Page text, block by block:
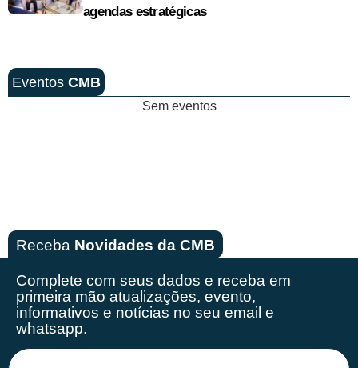
agendas estratégicas
Eventos CMB
Sem eventos
Receba Novidades da CMB
Complete com seus dados e receba em
primeira mão atualizações, evento,
informativos e notícias no seu email e
whatsapp.